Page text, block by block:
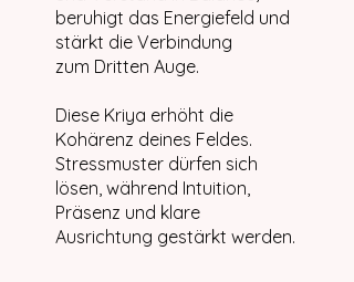
beruhigt das Energiefeld und
stärkt die Verbindung
zum Dritten Auge.
Diese Kriya erhöht die
Kohärenz deines Feldes.
Stressmuster dürfen sich
lösen, während Intuition,
Präsenz und klare
Ausrichtung gestärkt werden.